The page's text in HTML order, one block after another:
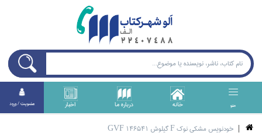
منو خانه درباره ما اخبار عضويت / ورود
خودنويس مشكي نوك F گيلوش GVF 146541